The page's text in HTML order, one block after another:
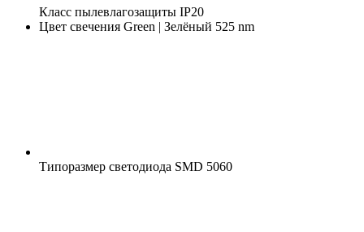
Класс пылевлагозащиты IP20
Цвет свечения Green | Зелёный 525 nm
Типоразмер светодиода SMD 5060